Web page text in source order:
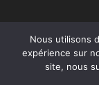
Politique de
WordPress
Nous utilisons
expérience sur
site, nous